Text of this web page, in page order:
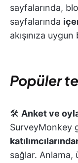
sayfalarında,
sayfalarında
akışınıza
Popüler
🛠️ Anket ve
SurveyMonkey
sağlar. Anlama,